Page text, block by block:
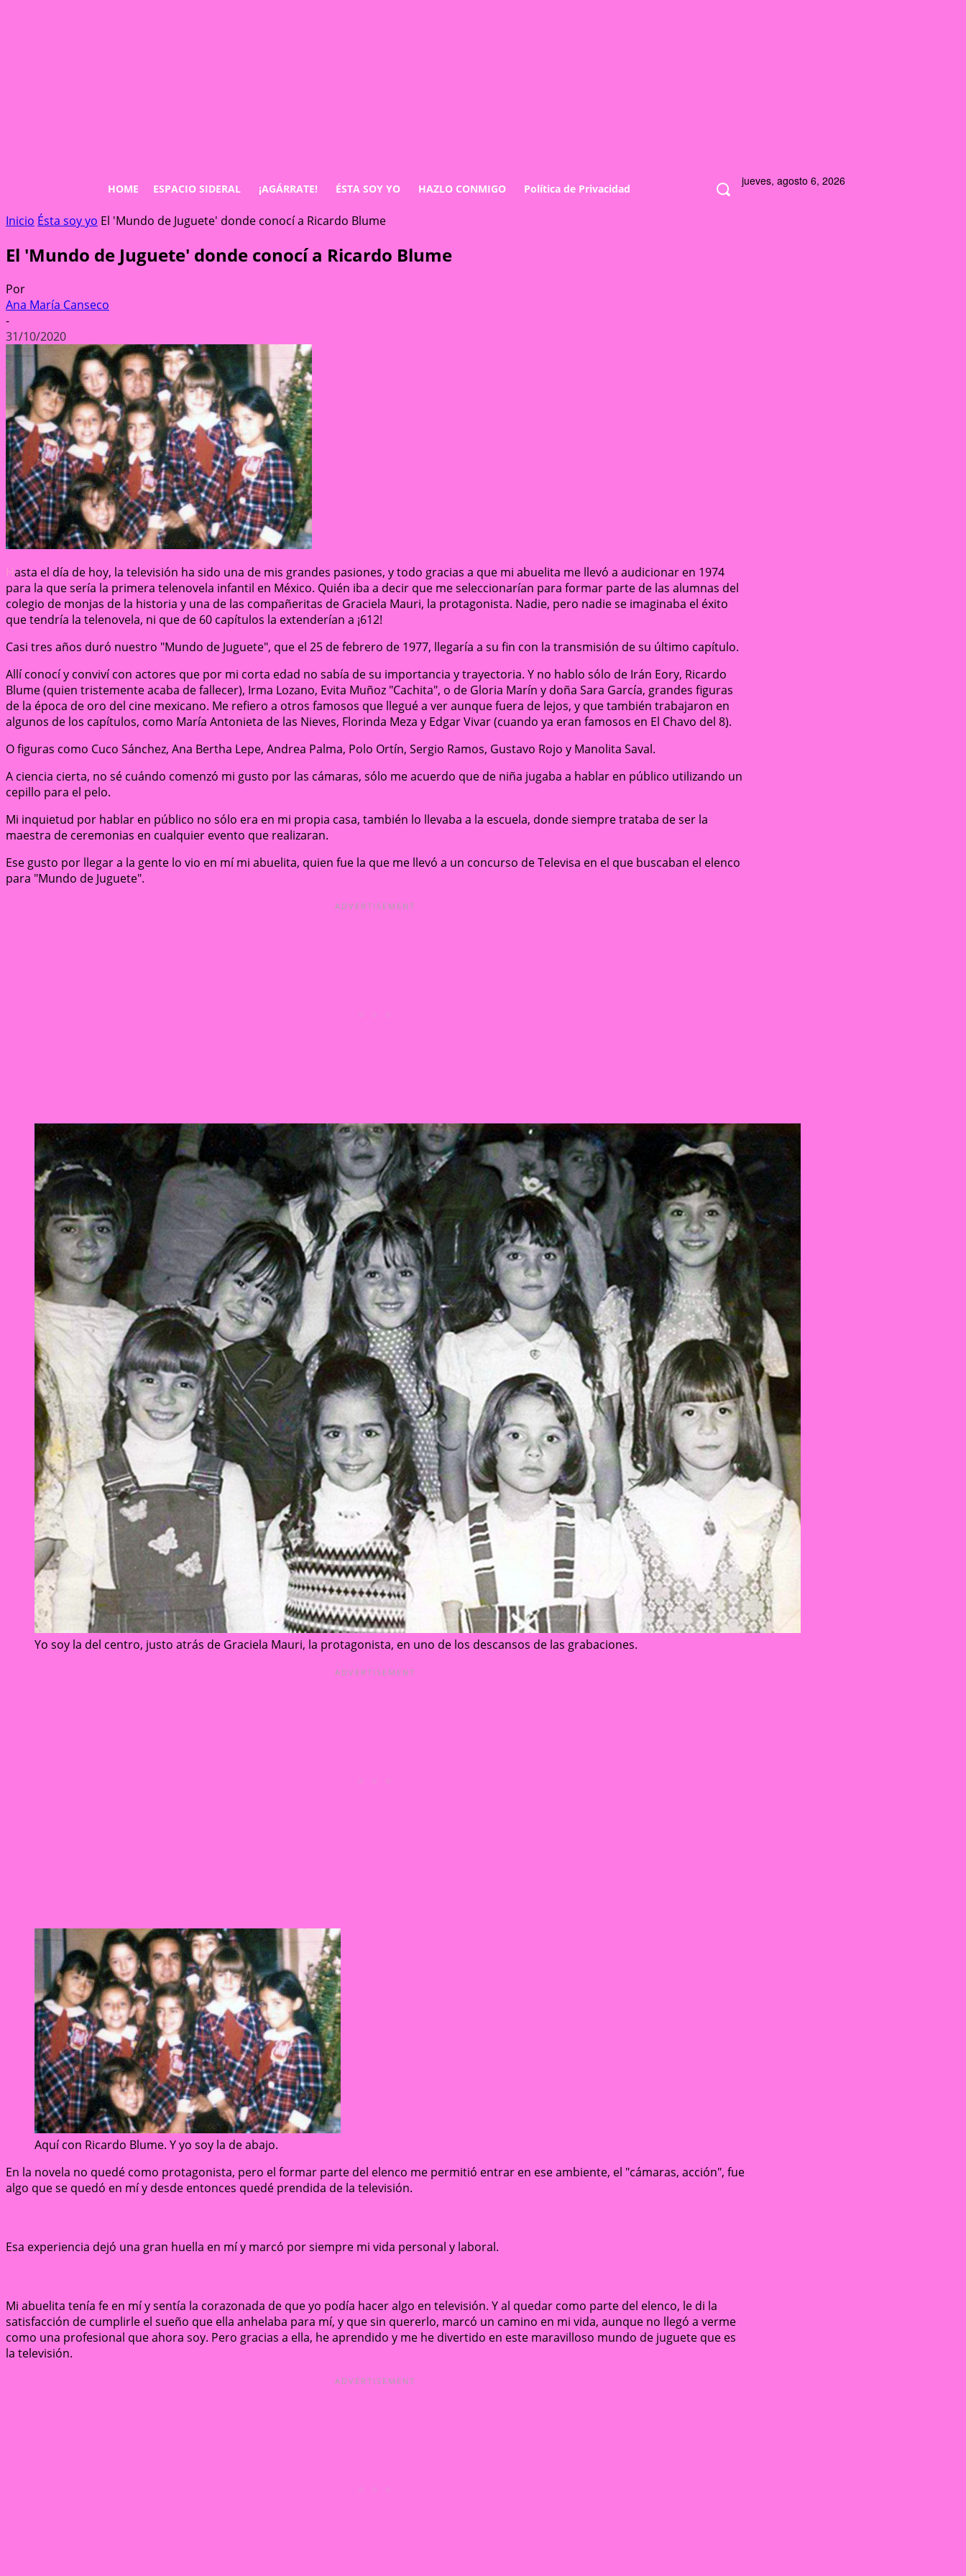
jueves, agosto 6, 2026
HOME ESPACIO SIDERAL ¡AGÁRRATE! ÉSTA SOY YO HAZLO CONMIGO Política de Privacidad
Inicio Ésta soy yo El 'Mundo de Juguete' donde conocí a Ricardo Blume
El 'Mundo de Juguete' donde conocí a Ricardo Blume
Por
Ana María Canseco
-
31/10/2020
Hasta el día de hoy, la televisión ha sido una de mis grandes pasiones, y todo gracias a que mi abuelita me llevó a audicionar en 1974
para la que sería la primera telenovela infantil en México. Quién iba a decir que me seleccionarían para formar parte de las alumnas del
colegio de monjas de la historia y una de las compañeritas de Graciela Mauri, la protagonista. Nadie, pero nadie se imaginaba el éxito
que tendría la telenovela, ni que de 60 capítulos la extenderían a ¡612!
Casi tres años duró nuestro "Mundo de Juguete", que el 25 de febrero de 1977, llegaría a su fin con la transmisión de su último capítulo.
Allí conocí y conviví con actores que por mi corta edad no sabía de su importancia y trayectoria. Y no hablo sólo de Irán Eory, Ricardo
Blume (quien tristemente acaba de fallecer), Irma Lozano, Evita Muñoz "Cachita", o de Gloria Marín y doña Sara García, grandes figuras
de la época de oro del cine mexicano. Me refiero a otros famosos que llegué a ver aunque fuera de lejos, y que también trabajaron en
algunos de los capítulos, como María Antonieta de las Nieves, Florinda Meza y Edgar Vivar (cuando ya eran famosos en El Chavo del 8).
O figuras como Cuco Sánchez, Ana Bertha Lepe, Andrea Palma, Polo Ortín, Sergio Ramos, Gustavo Rojo y Manolita Saval.
A ciencia cierta, no sé cuándo comenzó mi gusto por las cámaras, sólo me acuerdo que de niña jugaba a hablar en público utilizando un
cepillo para el pelo.
Mi inquietud por hablar en público no sólo era en mi propia casa, también lo llevaba a la escuela, donde siempre trataba de ser la
maestra de ceremonias en cualquier evento que realizaran.
Ese gusto por llegar a la gente lo vio en mí mi abuelita, quien fue la que me llevó a un concurso de Televisa en el que buscaban el elenco
para "Mundo de Juguete".
Yo soy la del centro, justo atrás de Graciela Mauri, la protagonista, en uno de los descansos de las grabaciones.
Aquí con Ricardo Blume. Y yo soy la de abajo.
En la novela no quedé como protagonista, pero el formar parte del elenco me permitió entrar en ese ambiente, el "cámaras, acción", fue
algo que se quedó en mí y desde entonces quedé prendida de la televisión.
Esa experiencia dejó una gran huella en mí y marcó por siempre mi vida personal y laboral.
Mi abuelita tenía fe en mí y sentía la corazonada de que yo podía hacer algo en televisión. Y al quedar como parte del elenco, le di la
satisfacción de cumplirle el sueño que ella anhelaba para mí, y que sin quererlo, marcó un camino en mi vida, aunque no llegó a verme
como una profesional que ahora soy. Pero gracias a ella, he aprendido y me he divertido en este maravilloso mundo de juguete que es
la televisión.